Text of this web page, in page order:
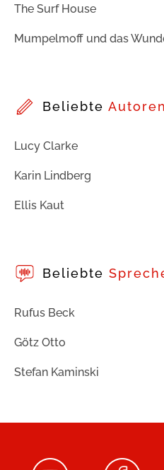
The Surf House
Mumpelmoff und das
Beliebte Autoren
Lucy Clarke
Karin Lindberg
Ellis Kaut
Beliebte
Rufus Beck
Götz Otto
Stefan Kaminski